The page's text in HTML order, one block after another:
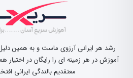
رشد هر ایرانی آرزوی ماست و به همین
آموزش در هر زمینه ای را رایگان در اختیار
معتقدیم بالندگی ایرانی